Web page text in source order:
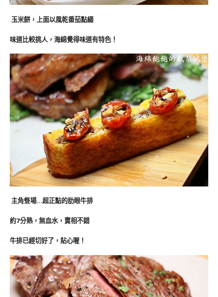
玉米餅，上面以風乾番茄點綴
味道比較挑人，海綿覺得味道有特色！
主角豋場…超正點的肋眼牛排
約7分熟，無血水，賣相不錯
牛排已經切好了，貼心喔！